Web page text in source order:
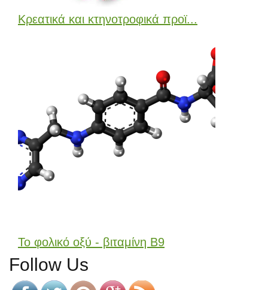
Κρεατικά και κτηνοτροφικά προϊ...
Το φολικό οξύ - βιταμίνη Β9
Follow Us